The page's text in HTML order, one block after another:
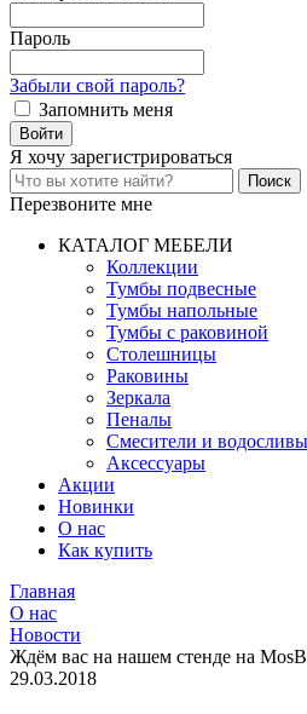
Пароль
Забыли свой пароль?
Запомнить меня
Я хочу зарегистрироваться
Перезвоните мне
КАТАЛОГ МЕБЕЛИ
Коллекции
Тумбы подвесные
Тумбы напольные
Тумбы с раковиной
Столешницы
Раковины
Зеркала
Пеналы
Смесители и водосливы
Аксессуары
Акции
Новинки
О нас
Как купить
Главная
О нас
Новости
Ждём вас на нашем стенде на
29.03.2018